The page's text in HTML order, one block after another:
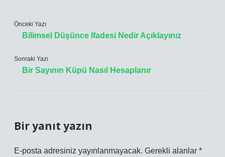
Önceki Yazı
Bilimsel Düşünce Ifadesi Nedir Açıklayınız
Sonraki Yazı
Bir Sayının Küpü Nasıl Hesaplanır
Bir yanıt yazın
E-posta adresiniz yayınlanmayacak. Gerekli alanlar *